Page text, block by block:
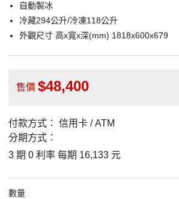
自動製冰
冷藏294公升/冷凍118公升
外觀尺寸 高x寬x深(mm) 1818x600x679
售價 48,400
付款方式：
信用卡 / ATM
分期方式：
3 期 0 利率 每期 16,133 元
數量